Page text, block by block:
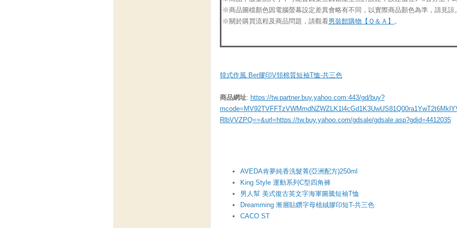
※商品圖檔顏色因電腦螢幕設定差異會略有不同，以實際商品顏色為準，請見諒
※關於購買流程及商品問題，請觀看男裝館購物【Ｑ＆Ａ】 。
韓式作風 Ber膠印V領棉質短袖T恤-共三色
商品網址: https://tw.partner.buy.yahoo.com:443/gd/buy?
RlbVVZPQ==&url=https://tw.buy.yahoo.com/gdsale/gdsale.asp?gdid=4412035
AVEDA肯夢純香洗髮菁(亞洲配方)250ml
King Style 運動系列C型四角褲
男人幫 美式復古英文字海軍圖騰短袖T恤
Dreamming 漸層貼鑽字母植絨膠印短T-共三色
CACO ST